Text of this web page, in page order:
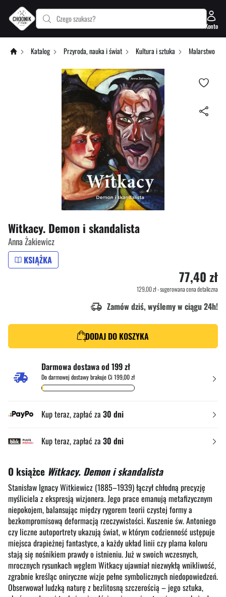
Czego szukasz?
Konto
Katalog Przyroda, nauka i świat Kultura i sztuka Malarstwo
Witkacy. Demon i skandalista
Anna Żakiewicz
KSIĄŻKA
77,40 zł
129,00 zł- sugerowana cena detaliczna
Zamów dziś, wyślemy w ciągu 24h!
DODAJ DO KOSZYKA
Darmowa dostawa od 199 zł
Do darmowej dostawy brakuje Ci 199,00 zł
Kup teraz, zapłać za 30 dni
Kup teraz, zapłać za 30 dni
O książce Witkacy. Demon i skandalista
Stanisław Ignacy Witkiewicz (1885–1939) łączył chłodną precyzję
myśliciela z ekspresją wizjonera. Jego prace emanują metafizycznym
niepokojem, balansując między rygorem teorii czystej formy a
bezkompromisową deformacją rzeczywistości. Kuszenie św. Antoniego
czy liczne autoportrety ukazują świat, w którym codzienność ustępuje
miejsca drapieżnej fantastyce, a każdy układ linii czy plama koloru
stają się nośnikiem prawdy o istnieniu. Już w swoich wczesnych,
mrocznych rysunkach węglem Witkacy ujawniał niezwykłą wnikliwość,
zgrabnie kreśląc oniryczne wizje pełne symbolicznych niedopowiedzeń.
Obserwował ludzką naturę z bezlitosną szczerością – jego sztuka,